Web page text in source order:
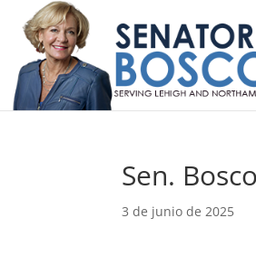
Sen.
3 de junio de 2025